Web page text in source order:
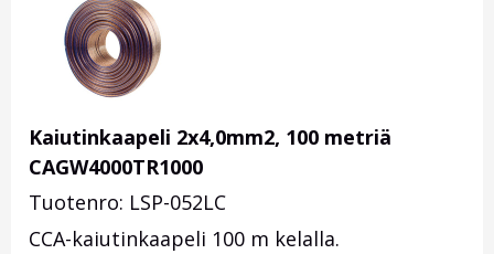
Kaiutinkaapeli 2x4,0mm2, 100 metriä
CAGW4000TR1000
Tuotenro: LSP-052LC
CCA-kaiutinkaapeli 100 m kelalla.